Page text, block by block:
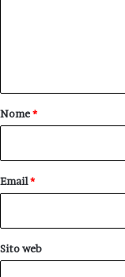
o
Nome*
Email*
Sito web